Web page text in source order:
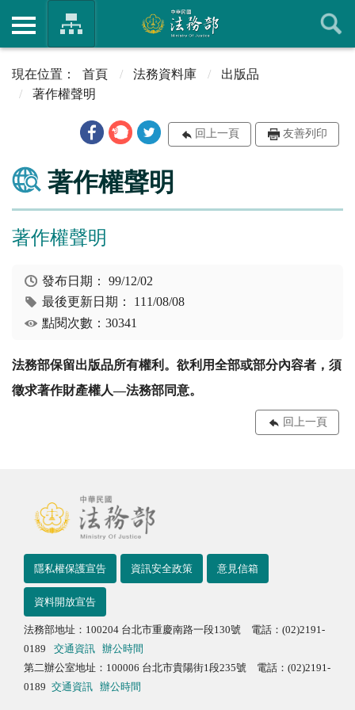
首頁 法務資料庫
出版品
著作權聲明
回上一頁 友善列印
著作權聲明
著作權聲明
發布日期：99/12/02
最後更新日期： 111/08/08
點閱次數：30341
法務部保留出版品所有權利。欲利用全部或部分內容者，須
徵求著作財產權人—法務部同意。
回上一頁
隱私權保護宣告 資訊安全政策 意見信箱
資料開放宣告
法務部地址：100204 台北市重慶南路一段130號 電話：(02)2191-
0189
交通資訊
辦公時間
第二辦公室地址：100006 台北市貴陽街1段235號 電話：(02)2191-
0189 交通資訊 辦公時間